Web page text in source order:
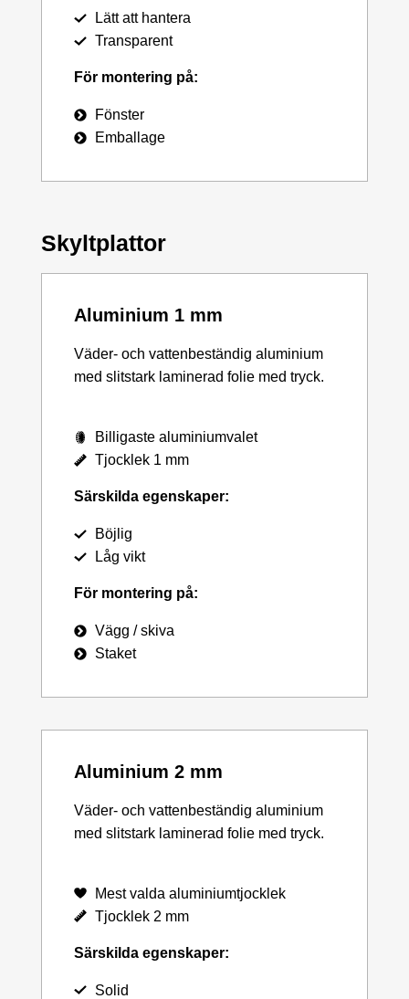
Lätt att hantera
Transparent
För montering på:
Fönster
Emballage
Skyltplattor
Aluminium 1 mm
Väder- och vattenbeständig aluminium
med slitstark laminerad folie med tryck.
Billigaste aluminiumvalet
Tjocklek 1 mm
Särskilda egenskaper:
Böjlig
Låg vikt
För montering på:
Vägg / skiva
Staket
Aluminium 2 mm
Väder- och vattenbeständig aluminium
med slitstark laminerad folie med tryck.
Mest valda aluminiumtjocklek
Tjocklek 2 mm
Särskilda egenskaper:
Solid